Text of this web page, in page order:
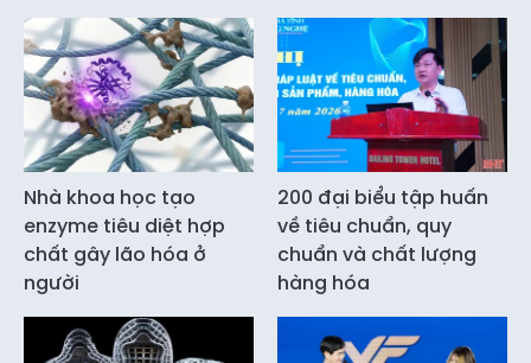
Nhà khoa học tạo
enzyme tiêu diệt hợp
chất gây lão hóa ở
người
200 đại biểu tập huấn
về tiêu chuẩn, quy
chuẩn và chất lượng
hàng hóa